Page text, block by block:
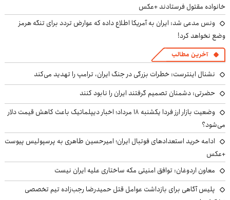
خانواده مقتول فرستادند +عکس
ونس مدعی شد: ایران به آمریکا اطلاع داده که عوارض تردد برای تنگه هرمز
وضع نخواهد کرد!
آخرین مطالب
نشنال اینترست: خطرات بزرگی در جنگ ایران، ترامپ را تهدید می‌کند
حضرتی: دشمنان تصمیم گرفتند ایران را نابود کنند
وضعیت بازار ارز فردا یکشنبه ۱۸ مرداد؛ اخبار دیپلماتیک باعث کاهش قیمت دلار
می‌شود؟
ادامه خرید استعدادهای فوتبال ایران؛ امیرحسین طاهری به پرسپولیس پیوست
+عکس
معاون اردوغان: توافق امنیتی مکه ساختاری علیه ایران نیست
پلیس آگاهی برای بازداشت عوامل قتل حمیدرضا رجب‌زاده تیم تخصصی